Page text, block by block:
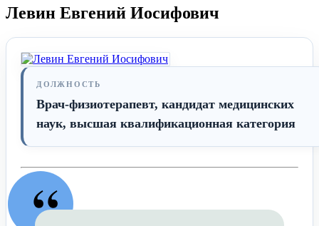
Левин Евгений Иосифович
ДОЛЖНОСТЬ
Врач-физиотерапевт, кандидат медицинских
наук, высшая квалификационная категория
“